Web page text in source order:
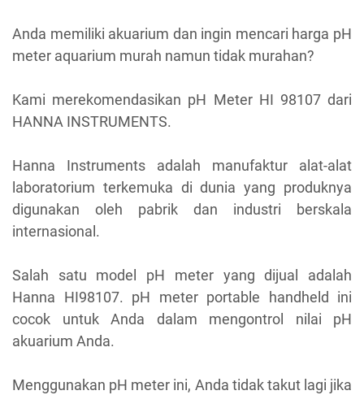
Anda memiliki akuarium dan ingin mencari harga pH
meter aquarium murah namun tidak murahan?
Kami merekomendasikan pH Meter HI 98107 dari
HANNA INSTRUMENTS.
Hanna Instruments adalah manufaktur alat-alat
laboratorium terkemuka di dunia yang produknya
digunakan oleh pabrik dan industri berskala
internasional.
Salah satu model pH meter yang dijual adalah
Hanna HI98107. pH meter portable handheld ini
cocok untuk Anda dalam mengontrol nilai pH
akuarium Anda.
Menggunakan pH meter ini, Anda tidak takut lagi jika